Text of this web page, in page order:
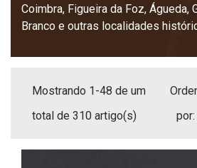
Coimbra, Figueira da Foz, Águeda,
Branco e outras localidades
Mostrando 1-48 de um
total de 310 artigo(s)
por: